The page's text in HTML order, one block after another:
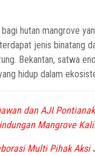
hutan mangrove
jenis binatang
Bekantan, satwa
hidup dalam
dan AJI
Mangrove
Multi Pihak Aksi